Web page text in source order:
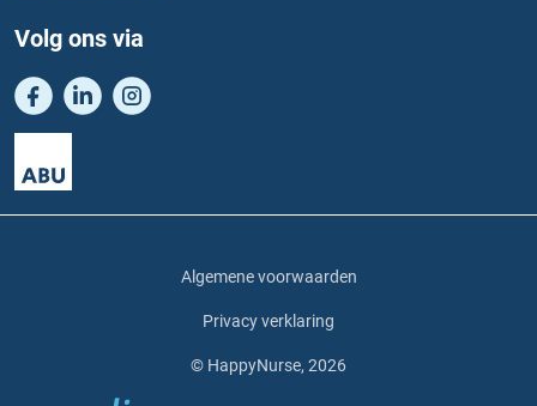
Volg ons via
Algemene voorwaarden
Privacy verklaring
© HappyNurse, 2026